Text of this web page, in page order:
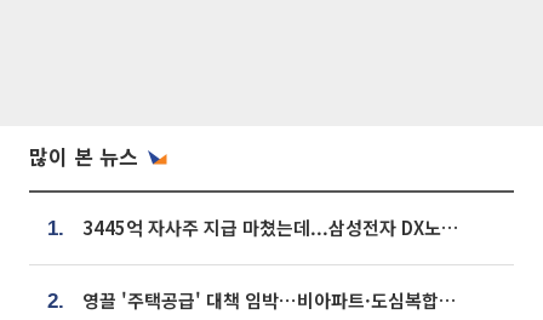
많이 본 뉴스
1. 3445억 자사주 지급 마쳤는데...삼성전자 DX노조, 뒤늦은 '떼쓰기 집회'
2. 영끌 '주택공급' 대책 임박⋯비아파트·도심복합까지 총동원